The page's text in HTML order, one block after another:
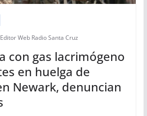
Editor Web Radio Santa Cruz
con gas lacrimógeno
en huelga de
Newark, denuncian